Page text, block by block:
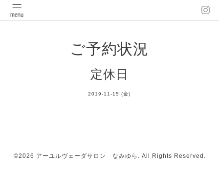
ご予約状況
定休日
2019-11-15 (金)
©2026 アーユルヴェーダサロン なみゆら . All Rights Reserved.